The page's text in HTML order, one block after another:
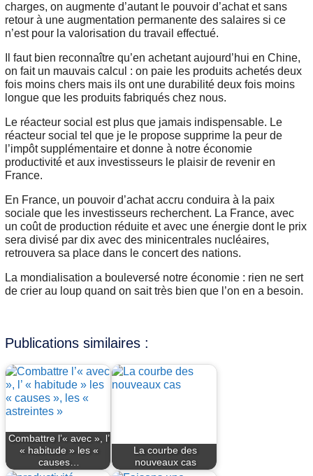
charges, on augmente d’autant le pouvoir d’achat et sans
retour à une augmentation permanente des salaires si ce
n’est pour la valorisation du travail effectué.
Il faut bien reconnaître qu’en achetant aujourd’hui en Chine,
on fait un mauvais calcul : on paie les produits achetés deux
fois moins chers mais ils ont une durabilité deux fois moins
longue que les produits fabriqués chez nous.
Le réacteur social est plus que jamais indispensable. Le
réacteur social tel que je le propose supprime la peur de
l’impôt supplémentaire et donne à notre économie
productivité et aux investisseurs le plaisir de revenir en
France.
En France, un pouvoir d’achat accru conduira à la paix
sociale que les investisseurs recherchent. La France, avec
un coût de production réduite et avec une énergie dont le prix
sera divisé par dix avec des minicentrales nucléaires,
retrouvera sa place dans le concert des nations.
La mondialisation a bouleversé notre économie : rien ne sert
de crier au loup quand on sait très bien que l’on en a besoin.
Publications similaires :
Combattre l’« avec », l’
« habitude » les «
causes…
La courbe des
nouveaux cas